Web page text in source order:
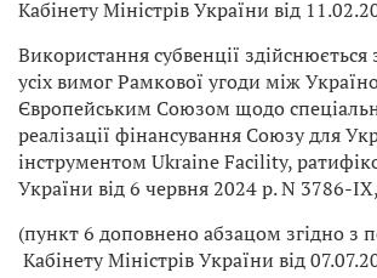
Кабінету Міністрів України від
Використання субвенції
усіх вимог Рамкової угоди між
Європейським Союзом щодо
реалізації фінансування Союзу для
інструментом Ukraine Facility,
України від 6 червня 2024 р. N 3786-
(пункт 6 доповнено абзацом згідно з
Кабінету Міністрів України від